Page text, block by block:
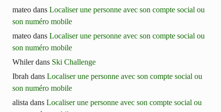
mateo dans Localiser une personne avec son compte social ou
son numéro mobile
mateo dans Localiser une personne avec son compte social ou
son numéro mobile
Whilerdans Ski Challenge
Ibrah dans Localiser une personne avec son compte social ou
son numéro mobile
alista dans Localiser une personne avec son compte social ou